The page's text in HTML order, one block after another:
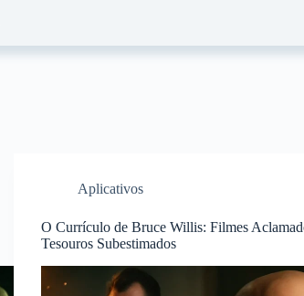
Aplicativos
O Currículo de Bruce Willis: Filmes
Tesouros Subestimados